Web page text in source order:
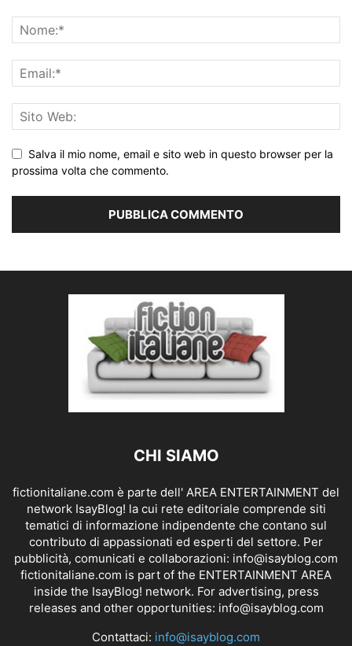
Salva il mio nome, email e sito web in questo browser per la
prossima volta che commento.
CHI SIAMO
fictionitaliane.com è parte dell' AREA ENTERTAINMENT del
network IsayBlog! la cui rete editoriale comprende siti
tematici di informazione indipendente che contano sul
contributo di appassionati ed esperti del settore. Per
pubblicità, comunicati e collaborazioni: info@isayblog.com
fictionitaliane.com is part of the ENTERTAINMENT AREA
inside the IsayBlog! network. For advertising, press
releases and other opportunities: info@isayblog.com
Contattaci: info@isayblog.com